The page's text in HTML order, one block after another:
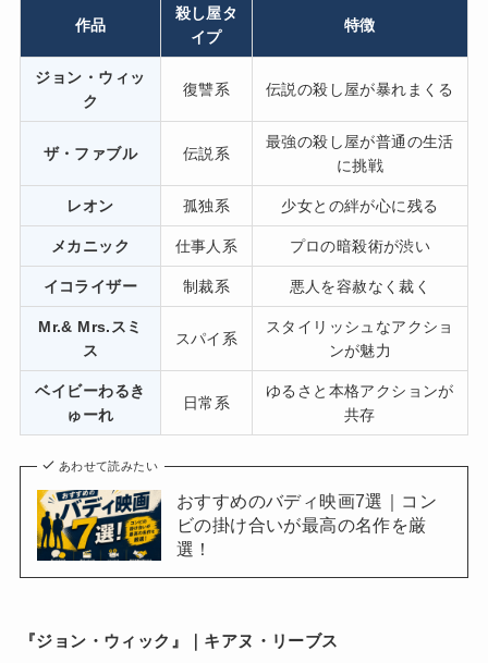
作品
殺し屋タ
イプ
特徴
ジョン・ウィッ
ク
復讐系 伝説の殺し屋が暴れまくる
ザ・ファブル 伝説系
最強の殺し屋が普通の生活
に挑戦
レオン 孤独系 少女との絆が心に残る
メカニック 仕事人系 プロの暗殺術が渋い
イコライザー 制裁系 悪人を容赦なく裁く
Mr.& Mrs.スミ
ス
スパイ系
スタイリッシュなアクショ
ンが魅力
ベイビーわるき
ゅーれ
日常系
ゆるさと本格アクションが
共存
あわせて読みたい
おすすめのバディ映画7選｜コン
ビの掛け合いが最高の名作を厳
選！
『ジョン・ウィック』｜キアヌ・リーブス